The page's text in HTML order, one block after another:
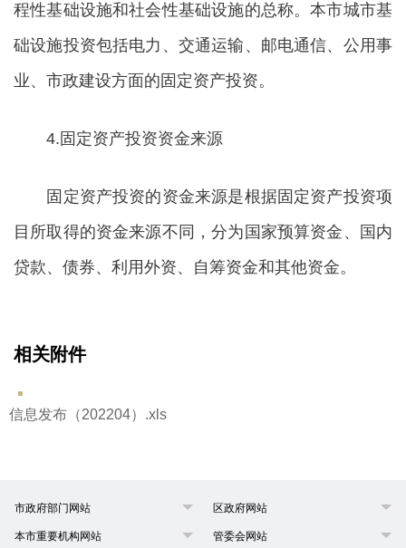
程性基础设施和社会性基础设施的总称。本市城市基
础设施投资包括电力、交通运输、邮电通信、公用事
业、市政建设方面的固定资产投资。
4.固定资产投资资金来源
固定资产投资的资金来源是根据固定资产投资项
目所取得的资金来源不同，分为国家预算资金、国内
贷款、债券、利用外资、自筹资金和其他资金。
相关附件
信息发布（202204）.xls
市政府部门网站 区政府网站
本市重要机构网站 管委会网站